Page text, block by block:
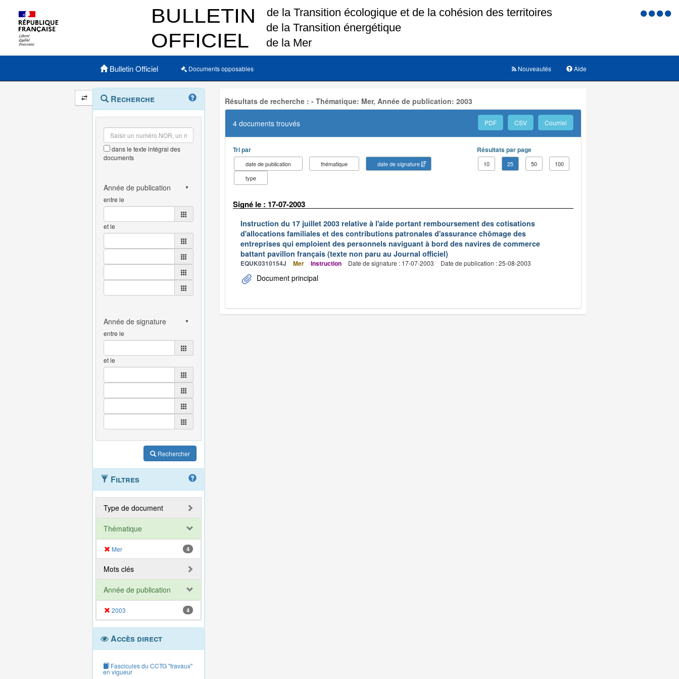
Menu
Menu principal
Bulletin Officiel Documents opposables Aide
Nouveautés
Navigation
et
outils
annexes
Menu
contextuel
Recherche
dans le texte intégral des
documents
entre le
et le
entre le
et le
Rechercher
Filtres
Type de document
Thématique
Mer 4
Mots clés
Année de publication
2003 4
Accès direct
Fascicules du CCTG "travaux"
en vigueur
Résultats de recherche : - Thématique: Mer, Année de publication: 2003
4 documents trouvés PDF CSV Courriel
Tri par
date de publication thématique
date de signature
type
Résultats par page
10 25 50 100
Signé le : 17-07-2003
Instruction du 17 juillet 2003 relative à l'aide portant remboursement des cotisations
d'allocations familiales et des contributions patronales d'assurance chômage des
entreprises qui emploient des personnels naviguant à bord des navires de commerce
battant pavillon français (texte non paru au Journal officiel)
EQUK0310154J Mer Instruction Date de signature : 17-07-2003 Date de publication : 25-08-2003
Document principal